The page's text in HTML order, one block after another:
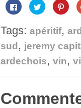
Cliquez
pour
partager
Facebook(ouvre
dans
une
nouvelle
fenêtre)
Cliquez
pour
partager
Twitter(ouvre
dans
nouvelle
fenêtre)
pour
dans
une
Tags: apéritif,
sud, jeremy
ardechois, vin,